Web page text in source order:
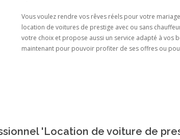
Vous voulez rendre vos rêves réels pour votre
location de voitures de prestige avec ou sans
votre choix et propose aussi un service adapté à vos
maintenant pour pouvoir profiter de ses offres ou
'Location de voiture de